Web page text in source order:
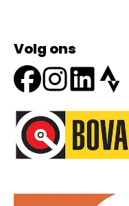
Volg ons
Onze partners